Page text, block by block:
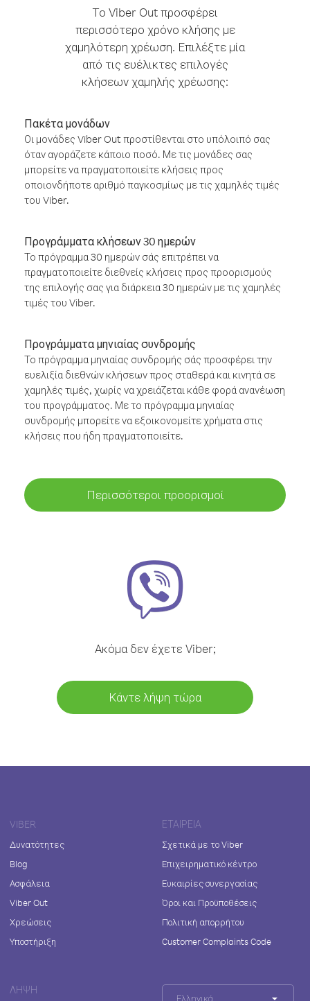
Το Viber Out προσφέρει
περισσότερο χρόνο κλήσης με
χαμηλότερη χρέωση. Επιλέξτε μία
από τις ευέλικτες επιλογές
κλήσεων χαμηλής χρέωσης:
Πακέτα μονάδων
Οι μονάδες Viber Out προστίθενται στο υπόλοιπό σας
όταν αγοράζετε κάποιο ποσό. Με τις μονάδες σας
μπορείτε να πραγματοποιείτε κλήσεις προς
οποιονδήποτε αριθμό παγκοσμίως με τις χαμηλές τιμές
του Viber.
Προγράμματα κλήσεων 30 ημερών
Το πρόγραμμα 30 ημερών σάς επιτρέπει να
πραγματοποιείτε διεθνείς κλήσεις προς προορισμούς
της επιλογής σας για διάρκεια 30 ημερών με τις χαμηλές
τιμές του Viber.
Προγράμματα μηνιαίας συνδρομής
Το πρόγραμμα μηνιαίας συνδρομής σάς προσφέρει την
ευελιξία διεθνών κλήσεων προς σταθερά και κινητά σε
χαμηλές τιμές, χωρίς να χρειάζεται κάθε φορά ανανέωση
του προγράμματος. Με το πρόγραμμα μηνιαίας
συνδρομής μπορείτε να εξοικονομείτε χρήματα στις
κλήσεις που ήδη πραγματοποιείτε.
Περισσότεροι προορισμοί
Ακόμα δεν έχετε Viber;
Κάντε λήψη τώρα
VIBER
Δυνατότητες
Blog
Ασφάλεια
Viber Out
Χρεώσεις
Υποστήριξη
ΕΤΑΙΡΕΊΑ
Σχετικά με το Viber
Επιχειρηματικό κέντρο
Ευκαιρίες συνεργασίας
Όροι και Προϋποθέσεις
Πολιτική απορρήτου
Customer Complaints Code
ΛΉΨΗ
Ελληνικά